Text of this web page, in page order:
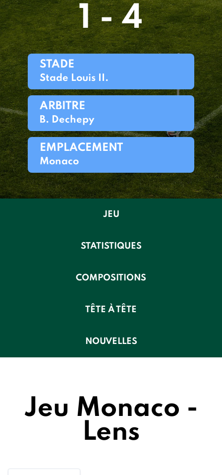
1 - 4
STADE
Stade Louis II.
ARBITRE
B. Dechepy
EMPLACEMENT
Monaco
JEU
STATISTIQUES
COMPOSITIONS
TÊTE À TÊTE
NOUVELLES
Jeu Monaco -
Lens